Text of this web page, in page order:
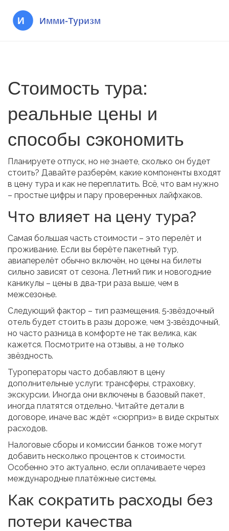
Стоимость тура:
реальные цены и
способы сэкономить
Планируете отпуск, но не знаете, сколько он будет
стоить? Давайте разберём, какие компоненты входят
в цену тура и как не переплатить. Всё, что вам нужно
– простые цифры и пару проверенных лайфхаков.
Что влияет на цену тура?
Самая большая часть стоимости – это перелёт и
проживание. Если вы берёте пакетный тур,
авиаперелёт обычно включён, но цены на билеты
сильно зависят от сезона. Летний пик и новогодние
каникулы – цены в два‑три раза выше, чем в
межсезонье.
Следующий фактор – тип размещения. 5‑звёздочный
отель будет стоить в разы дороже, чем 3‑звёздочный,
но часто разница в комфорте не так велика, как
кажется. Посмотрите на отзывы, а не только
звёздность.
Туроператоры часто добавляют в цену
дополнительные услуги: трансферы, страховку,
экскурсии. Иногда они включены в базовый пакет,
иногда платятся отдельно. Читайте детали в
договоре, иначе вас ждёт «сюрприз» в виде скрытых
расходов.
Налоговые сборы и комиссии банков тоже могут
добавить несколько процентов к стоимости.
Особенно это актуально, если оплачиваете через
международные платёжные системы.
Как сократить расходы без
потери качества